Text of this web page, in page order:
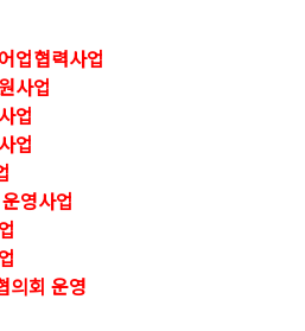
업협력사업
사업
업
업
영사업
의회 운영